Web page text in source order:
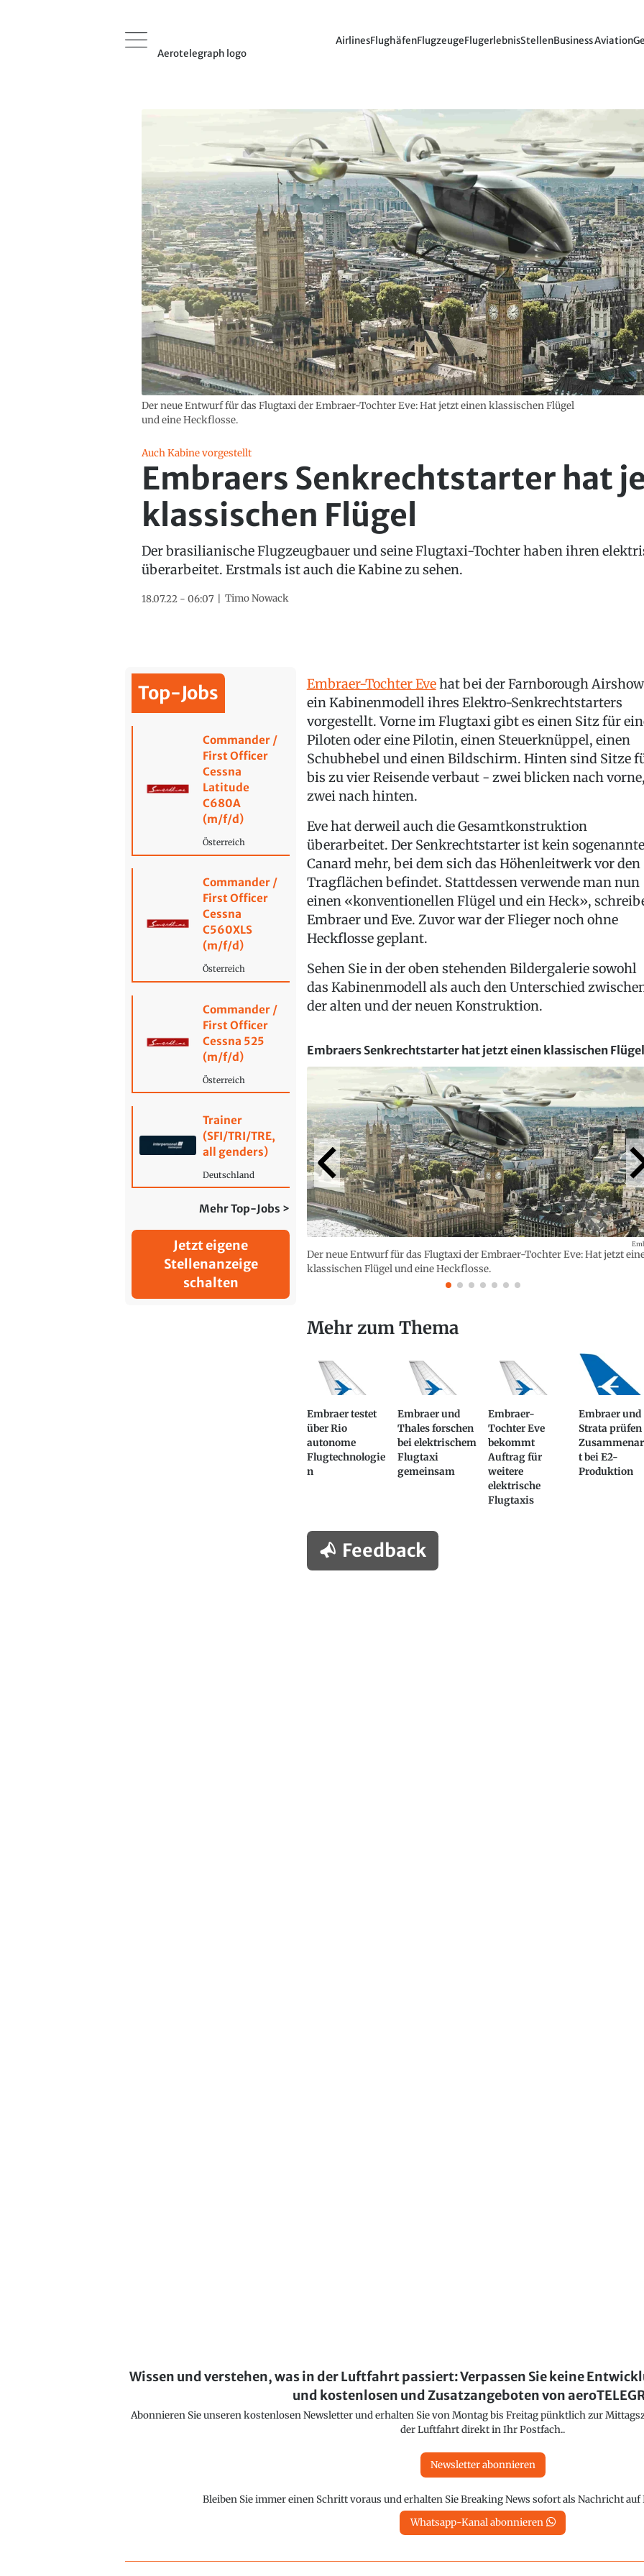
Aerotelegraph logo
AirlinesFlughäfenFlugzeugeFlugerlebnisStellenBusiness Aviation
Der neue Entwurf für das Flugtaxi der Embraer-Tochter Eve: Hat jetzt einen klassischen Flügel
und eine Heckflosse.
Auch Kabine vorgestellt
Embraers Senkrechtstarter hat
klassischen Flügel
Der brasilianische Flugzeugbauer und seine Flugtaxi-Tochter haben ihren
überarbeitet. Erstmals ist auch die Kabine zu sehen.
18.07.22 - 06:07 Timo Nowack
Top-Jobs
Commander /
First Officer
Cessna
Latitude
C680A
(m/f/d)
Österreich
Commander /
First Officer
Cessna
C560XLS
(m/f/d)
Österreich
Commander /
First Officer
Cessna 525
(m/f/d)
Österreich
Trainer
(SFI/TRI/TRE,
all genders)
Deutschland
Mehr Top-Jobs >
Jetzt eigene
Stellenanzeige
schalten
Embraer-Tochter Evehat bei der Farnborough Airshow
ein Kabinenmodell ihres Elektro-Senkrechtstarters
vorgestellt. Vorne im Flugtaxi gibt es einen Sitz für
Piloten oder eine Pilotin, einen Steuerknüppel, einen
Schubhebel und einen Bildschirm. Hinten sind Sitze
bis zu vier Reisende verbaut - zwei blicken nach
zwei nach hinten.
Eve hat derweil auch die Gesamtkonstruktion
überarbeitet. Der Senkrechtstarter ist kein
Canard mehr, bei dem sich das Höhenleitwerk vor den
Tragflächen befindet. Stattdessen verwende man nun
einen «konventionellen Flügel und ein Heck»,
Embraer und Eve. Zuvor war der Flieger noch ohne
Heckflosse geplant.
Sehen Sie in der oben stehenden Bildergalerie sowohl
das Kabinenmodell als auch den Unterschied
der alten und der neuen Konstruktion.
Embraers Senkrechtstarter hat jetzt einen klassischen Flügel
Der neue Entwurf für das Flugtaxi der Embraer-Tochter Eve: Hat jetzt
klassischen Flügel und eine Heckflosse.
Mehr zum Thema
Embraer testet
über Rio
autonome
Flugtechnologie
n
Embraer und
Thales forschen
bei elektrischem
Flugtaxi
gemeinsam
Embraer-
Tochter Eve
bekommt
Auftrag für
weitere
elektrische
Flugtaxis
Embraer und
Strata prüfen
t bei E2-
Produktion
Feedback
Wissen und verstehen, was in der Luftfahrt passiert: Verpassen Sie keine
und kostenlosen und Zusatzangeboten von
Abonnieren Sie unseren kostenlosen Newsletter und erhalten Sie von Montag bis Freitag pünktlich zur
der Luftfahrt direkt in Ihr Postfach..
Newsletter abonnieren
Bleiben Sie immer einen Schritt voraus und erhalten Sie Breaking News sofort als Nachricht
Whatsapp-Kanal abonnieren